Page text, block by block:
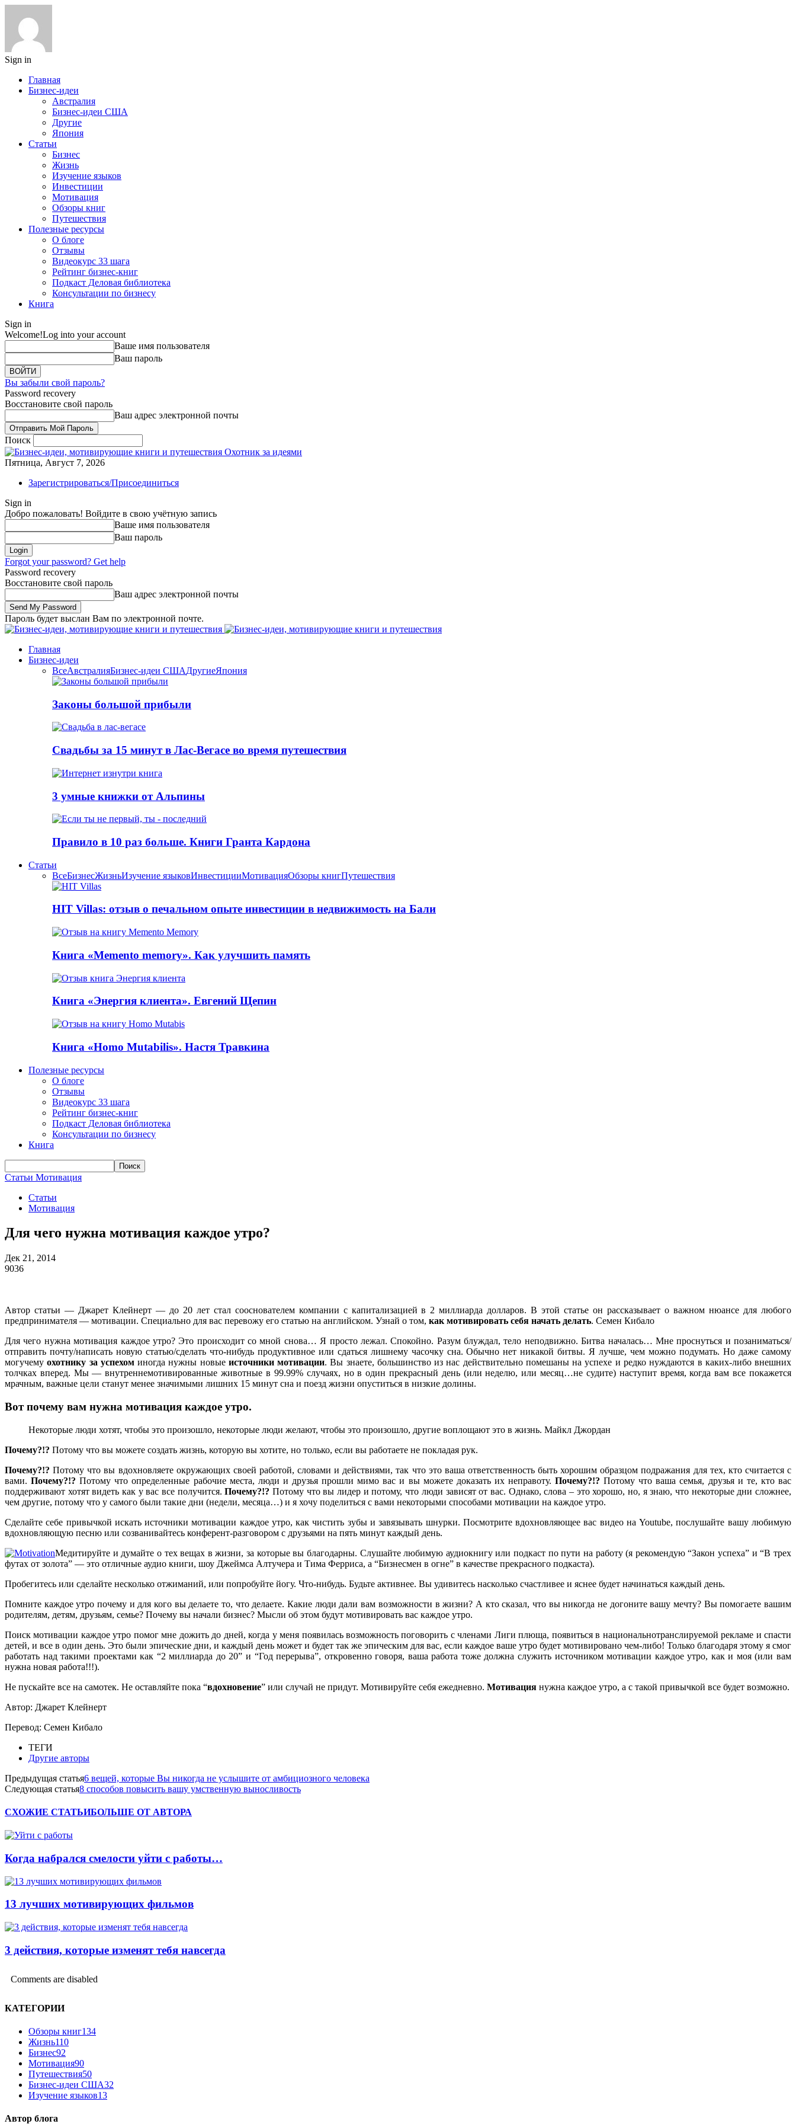
Sign in
Главная
Бизнес-идеи
Австралия
Бизнес-идеи США
Другие
Япония
Статьи
Бизнес
Жизнь
Изучение языков
Инвестиции
Мотивация
Обзоры книг
Путешествия
Полезные ресурсы
О блоге
Отзывы
Видеокурс 33 шага
Рейтинг бизнес-книг
Подкаст Деловая библиотека
Консультации по бизнесу
Книга
Sign in
Welcome!Log into your account
Ваше имя пользователя
Ваш пароль
Вы забыли свой пароль?
Password recovery
Восстановите свой пароль
Ваш адрес электронной почты
Поиск
Охотник за идеями
Пятница, Август 7, 2026
Зарегистрироваться/Присоединиться
Sign in
Добро пожаловать! Войдите в свою учётную запись
Ваше имя пользователя
Ваш пароль
Forgot your password? Get help
Password recovery
Восстановите свой пароль
Ваш адрес электронной почты
Пароль будет выслан Вам по электронной почте.
Главная
Бизнес-идеи
ВсеАвстралияБизнес-идеи СШАДругиеЯпония
Законы большой прибыли
Свадьбы за 15 минут в Лас-Вегасе во время путешествия
3 умные книжки от Альпины
Правило в 10 раз больше. Книги Грантa Кардона
Статьи
ВсеБизнесЖизньИзучение языковИнвестицииМотивацияОбзоры книгПутешествия
HIT Villas: отзыв о печальном опыте инвестиции в недвижимость на Бали
Книга «Memento memory». Как улучшить память
Книга «Энергия клиента». Евгений Щепин
Книга «Homo Mutabilis». Настя Травкина
Полезные ресурсы
О блоге
Отзывы
Видеокурс 33 шага
Рейтинг бизнес-книг
Подкаст Деловая библиотека
Консультации по бизнесу
Книга
Статьи Мотивация
Статьи
Мотивация
Для чего нужна мотивация каждое утро?
Дек 21, 2014
9036
Автор статьи — Джарет Клейнерт — до 20 лет стал сооснователем компании с капитализацией в 2 миллиарда долларов. В этой статье он рассказывает о важном нюансе для любого
предпринимателя — мотивации. Специально для вас перевожу его статью на английском. Узнай о том, как мотивировать себя начать делать. Семен Кибало
Для чего нужна мотивация каждое утро? Это происходит со мной снова… Я просто лежал. Спокойно. Разум блуждал, тело неподвижно. Битва началась… Мне проснуться и позаниматься/
отправить почту/написать новую статью/сделать что-нибудь продуктивное или сдаться лишнему часочку сна. Обычно нет никакой битвы. Я лучше, чем можно подумать. Но даже самому
могучемуохотнику за успехоминогда нужны новые источники мотивации. Вы знаете, большинство из нас действительно помешаны на успехе и редко нуждаются в каких-либо внешних
толчках вперед. Мы — внутреннемотивированные животные в 99.99% случаях, но в один прекрасный день (или неделю, или месяц…не судите) наступит время, когда вам все покажется
мрачным, важные цели станут менее значимыми лишних 15 минут сна и поезд жизни опуститься в низкие долины.
Вот почему вам нужна мотивация каждое утро.
Некоторые люди хотят, чтобы это произошло, некоторые люди желают, чтобы это произошло, другие воплощают это в жизнь. Майкл Джордан
Почему?!? Потому что вы можете создать жизнь, которую вы хотите, но только, если вы работаете не покладая рук.
Почему?!? Потому что вы вдохновляете окружающих своей работой, словами и действиями, так что это ваша ответственность быть хорошим образцом подражания для тех, кто считается с
вами.Почему?!? Потому что определенные рабочие места, люди и друзья прошли мимо вас и вы можете доказать их неправоту.Почему?!? Потому что ваша семья, друзья и те, кто вас
поддерживают хотят видеть как у вас все получится.Почему?!? Потому что вы лидер и потому, что люди зависят от вас. Однако, слова – это хорошо, но, я знаю, что некоторые дни сложнее,
чем другие, потому что у самого были такие дни (недели, месяца…) и я хочу поделиться с вами некоторыми способами мотивации на каждое утро.
Сделайте себе привычкой искать источники мотивации каждое утро, как чистить зубы и завязывать шнурки. Посмотрите вдохновляющее вас видео на Youtube, послушайте вашу любимую
вдохновляющую песню или созванивайтесь конферент-разговором с друзьями на пять минут каждый день.
Медитируйте и думайте о тех вещах в жизни, за которые вы благодарны. Слушайте любимую аудиокнигу или подкаст по пути на работу (я рекомендую “Закон успеха” и “В трех
футах от золота” — это отличные аудио книги, шоу Джеймса Алтучера и Тима Ферриса, а “Бизнесмен в огне” в качестве прекрасного подкаста).
Пробегитесь или сделайте несколько отжиманий, или попробуйте йогу. Что-нибудь. Будьте активнее. Вы удивитесь насколько счастливее и яснее будет начинаться каждый день.
Помните каждое утро почему и для кого вы делаете то, что делаете. Какие люди дали вам возможности в жизни? А кто сказал, что вы никогда не догоните вашу мечту? Вы помогаете вашим
родителям, детям, друзьям, семье? Почему вы начали бизнес? Мысли об этом будут мотивировать вас каждое утро.
Поиск мотивации каждое утро помог мне дожить до дней, когда у меня появилась возможность поговорить с членами Лиги плюща, появиться в национальнотранслируемой рекламе и спасти
детей, и все в один день. Это были эпические дни, и каждый день может и будет так же эпическим для вас, если каждое ваше утро будет мотивировано чем-либо! Только благодаря этому я смог
работать над такими проектами как “2 миллиарда до 20” и “Год перерыва”, откровенно говоря, ваша работа тоже должна служить источником мотивации каждое утро, как и моя (или вам
нужна новая работа!!!).
Не пускайте все на самотек. Не оставляйте пока “вдохновение” или случай не придут. Мотивируйте себя ежедневно. Мотивация нужна каждое утро, а с такой привычкой все будет возможно.
Автор: Джарет Клейнерт
Перевод: Семен Кибало
ТЕГИ
Другие авторы
Предыдущая статья6 вещей, которые Вы никогда не услышите от амбициозного человека
Следующая статья8 способов повысить вашу умственную выносливость
СХОЖИЕ СТАТЬИБОЛЬШЕ ОТ АВТОРА
Когда набрался смелости уйти с работы…
13 лучших мотивирующих фильмов
3 действия, которые изменят тебя навсегда
Comments are disabled
КАТЕГОРИИ
Обзоры книг134
Жизнь110
Бизнес92
Мотивация90
Путешествия50
Бизнес-идеи США32
Изучение языков13
Автор блога